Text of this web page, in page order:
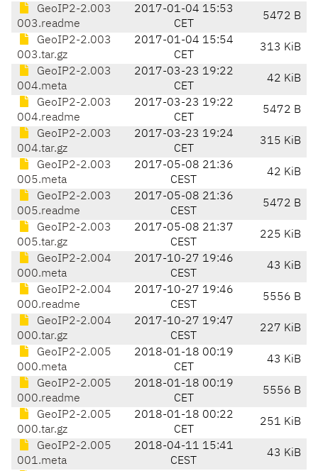
GeoIP2-2.003
003.readme
2017-01-04 15:53
CET
5472 B
GeoIP2-2.003
003.tar.gz
2017-01-04 15:54
CET
313 KiB
GeoIP2-2.003
004.meta
2017-03-23 19:22
CET
42 KiB
GeoIP2-2.003
004.readme
2017-03-23 19:22
CET
5472 B
GeoIP2-2.003
004.tar.gz
2017-03-23 19:24
CET
315 KiB
GeoIP2-2.003
005.meta
2017-05-08 21:36
CEST
42 KiB
GeoIP2-2.003
005.readme
2017-05-08 21:36
CEST
5472 B
GeoIP2-2.003
005.tar.gz
2017-05-08 21:37
CEST
225 KiB
GeoIP2-2.004
000.meta
2017-10-27 19:46
CEST
43 KiB
GeoIP2-2.004
000.readme
2017-10-27 19:46
CEST
5556 B
GeoIP2-2.004
000.tar.gz
2017-10-27 19:47
CEST
227 KiB
GeoIP2-2.005
000.meta
2018-01-18 00:19
CET
43 KiB
GeoIP2-2.005
000.readme
2018-01-18 00:19
CET
5556 B
GeoIP2-2.005
000.tar.gz
2018-01-18 00:22
CET
251 KiB
GeoIP2-2.005
001.meta
2018-04-11 15:41
CEST
43 KiB